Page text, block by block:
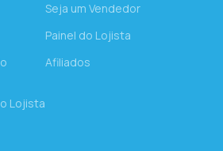
Lojista
Seja um Vendedor
Painel do Lojista
Afiliados